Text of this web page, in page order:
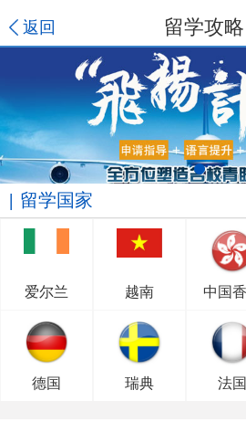
返回 留学攻略
留学国家
爱尔兰 越南 中国
德国 瑞典 法国